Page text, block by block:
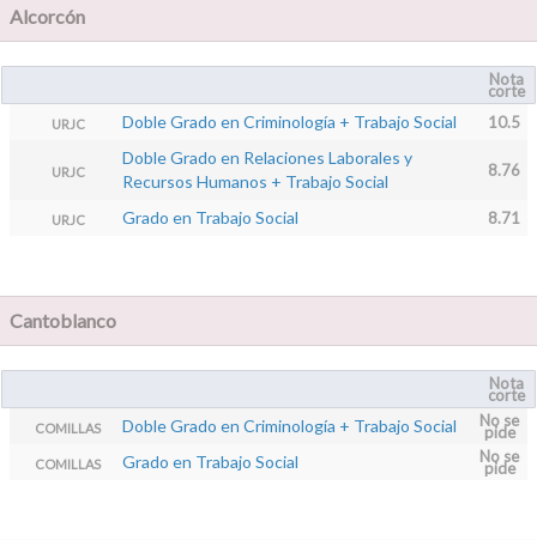
Alcorcón
Nota
corte
URJC Doble Grado en Criminología + Trabajo Social 10.5
URJC
Doble Grado en Relaciones Laborales y
Recursos Humanos + Trabajo Social
8.76
URJC Grado en Trabajo Social 8.71
Cantoblanco
Nota
corte
COMILLAS Doble Grado en Criminología + Trabajo Social No se
pide
COMILLAS Grado en Trabajo Social No se
pide